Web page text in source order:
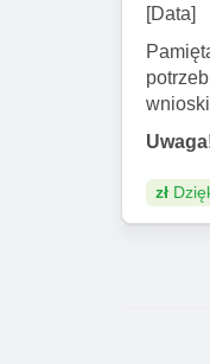
[Data]
zł